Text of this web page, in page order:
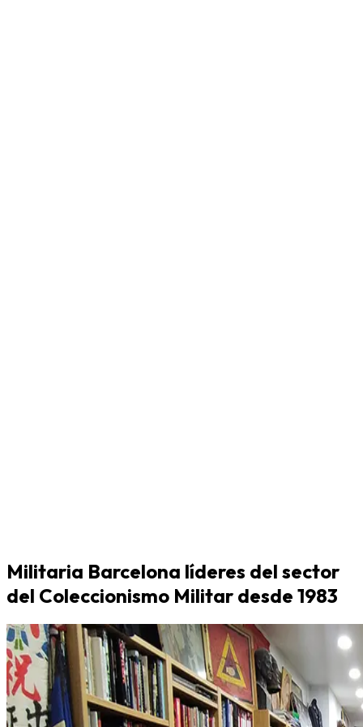
Militaria Barcelona líderes del sector
del Coleccionismo Militar desde 1983